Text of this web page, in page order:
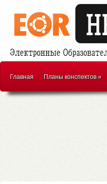
Главная Планы конспектов»